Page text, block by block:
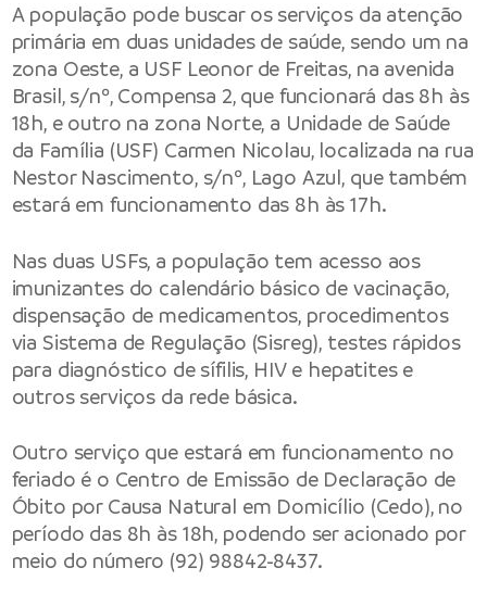
A população pode buscar os serviços da atenção
primária em duas unidades de saúde, sendo um na
zona Oeste, a USF Leonor de Freitas, na avenida
Brasil, s/nº, Compensa 2, que funcionará das 8h às
18h, e outro na zona Norte, a Unidade de Saúde
da Família (USF) Carmen Nicolau, localizada na rua
Nestor Nascimento, s/nº, Lago Azul, que também
estará em funcionamento das 8h às 17h.
Nas duas USFs, a população tem acesso aos
imunizantes do calendário básico de vacinação,
dispensação de medicamentos, procedimentos
via Sistema de Regulação (Sisreg), testes rápidos
para diagnóstico de sífilis, HIV e hepatites e
outros serviços da rede básica.
Outro serviço que estará em funcionamento no
feriado é o Centro de Emissão de Declaração de
Óbito por Causa Natural em Domicílio (Cedo), no
período das 8h às 18h, podendo ser acionado por
meio do número (92) 98842-8437.